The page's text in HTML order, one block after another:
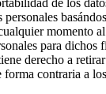
personales
momento
para
derecho a
forma contraria a